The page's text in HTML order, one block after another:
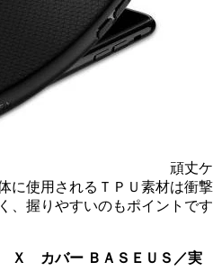
頑丈ケ
に使用されるＴＰＵ素材は衝撃
、握りやすいのもポイントです
Ｘ カバー ＢＡＳＥＵＳ／実